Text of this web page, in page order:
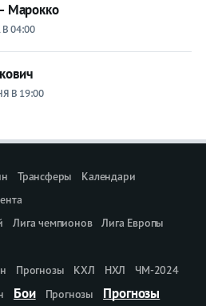
Марокко
04:00
В 19:00
Трансферы
Календари
Лига чемпионов
Лига Европы
Прогнозы КХЛ НХЛ ЧМ-2024
Бои Прогнозы
Прогнозы